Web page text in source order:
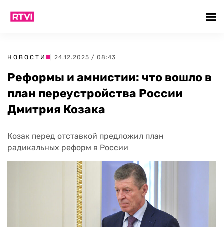
НОВОСТИ | 24.12.2025 / 08:43
Реформы и амнистии: что вошло в
план переустройства России
Дмитрия Козака
Козак перед отставкой предложил план
радикальных реформ в России